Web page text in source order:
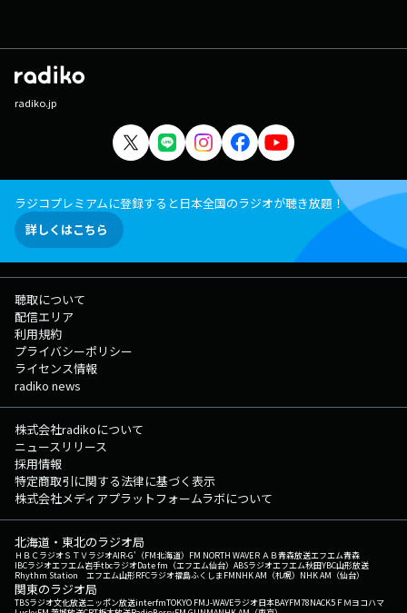
radiko.jp
ラジコプレミアムに登録すると日本全国のラジオが聴き放題！
詳しくはこちら
聴取について
配信エリア
利用規約
プライバシーポリシー
ライセンス情報
radiko news
株式会社radikoについて
ニュースリリース
採用情報
特定商取引に関する法律に基づく表示
株式会社メディアプラットフォームラボについて
北海道・東北のラジオ局
ＨＢＣラジオＳＴＶラジオAIR-G'（FM北海道） FM NORTH WAVEＲＡＢ青森放送エフエム青森
IBCラジオエフエム岩手tbcラジオDate fm（エフエム仙台） ABSラジオエフエム秋田YBC山形放送
Rhythm Station エフエム山形RFCラジオ福島ふくしまFMNHK AM（札幌） NHK AM（仙台）
関東のラジオ局
TBSラジオ文化放送ニッポン放送interfmTOKYO FMJ-WAVEラジオ日本BAYFM78NACK5 ＦＭヨコハマ